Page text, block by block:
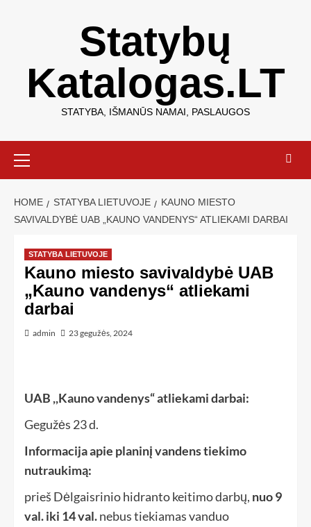
Statybų
Katalogas.LT
STATYBA, IŠMANŪS NAMAI, PASLAUGOS
HOME STATYBA LIETUVOJE
KAUNO MIESTO
SAVIVALDYBĖ UAB „KAUNO VANDENYS“ ATLIEKAMI DARBAI
STATYBA LIETUVOJE
Kauno miesto savivaldybė UAB
„Kauno vandenys“ atliekami
darbai
admin 23 gegužės, 2024
UAB ,,Kauno vandenys“ atliekami darbai:
Gegužės 23 d.
Informacija apie planinį vandens tiekimo
nutraukimą:
prieš Dėlgaisrinio hidranto keitimo darbų, nuo 9
val. iki 14 val.nebus tiekiamas vanduo